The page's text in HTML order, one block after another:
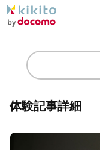
体験記事詳細